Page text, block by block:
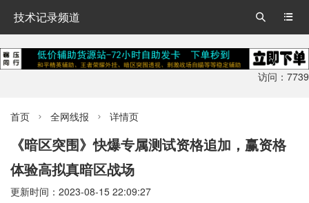
技术记录频道 

访问：7739
首页  全网线报  详情页
《暗区突围》快爆专属测试资格追加，赢资格
体验高拟真暗区战场
更新时间：2023-08-15 22:09:27